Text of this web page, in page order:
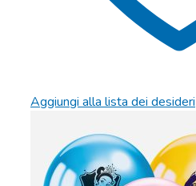
Aggiungi alla lista dei desideri